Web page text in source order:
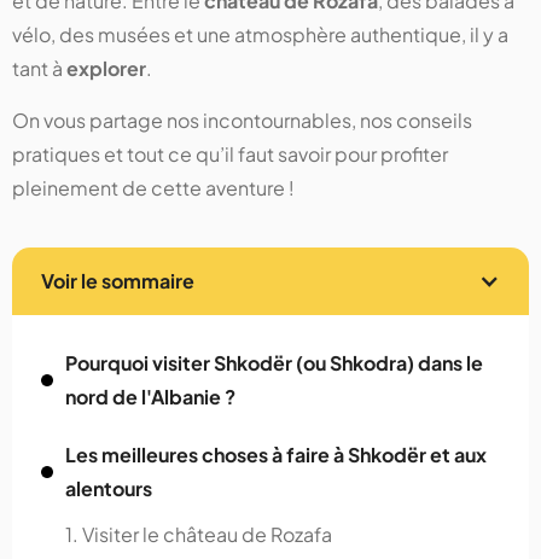
vélo, des musées et une atmosphère authentique, il y a
tant àexplorer.
On vous partage nos incontournables, nos conseils
pratiques et tout ce qu’il faut savoir pour profiter
pleinement de cette aventure !
Voir le sommaire
Pourquoi visiter Shkodër (ou Shkodra) dans le
nord de l'Albanie ?
Les meilleures choses à faire à Shkodër et aux
alentours
1. Visiter le château de Rozafa